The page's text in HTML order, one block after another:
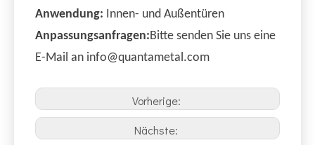
Anwendung: Innen- und Außentüren
Anpassungsanfragen:Bitte senden Sie uns eine
E-Mail an info@quantametal.com
Vorherige:
Nächste: